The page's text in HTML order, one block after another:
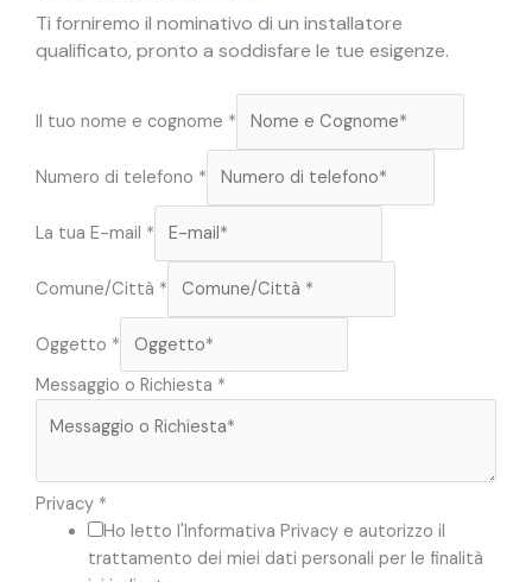
Ti forniremo il nominativo di un installatore
qualificato, pronto a soddisfare le tue esigenze.
Il tuo nome e cognome *
Numero di telefono *
i
a
o
m
/
La tua E-mail *
Comune/Città *
Oggetto *
Messaggio o Richiesta *
Privacy *
Ho letto l'Informativa Privacy e autorizzo il
trattamento dei miei dati personali per le finalità